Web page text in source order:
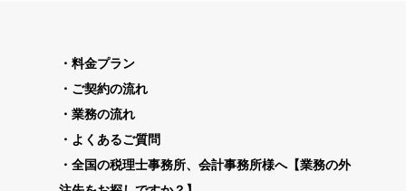
料金プラン
ご契約の流れ
業務の流れ
よくあるご質問
全国の税理士事務所、会計事務所様へ【業務の外